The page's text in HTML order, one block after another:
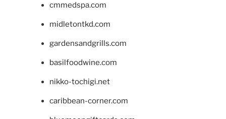
cmmedspa.com
midletontkd.com
gardensandgrills.com
basilfoodwine.com
nikko-tochigi.net
caribbean-corner.com